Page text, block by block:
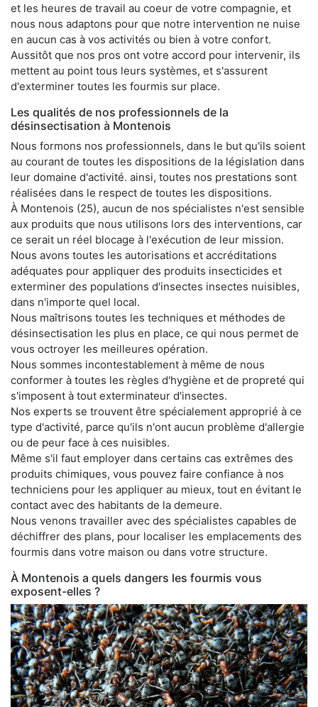
et les heures de travail au coeur de votre compagnie, et
nous nous adaptons pour que notre intervention ne nuise
en aucun cas à vos activités ou bien à votre confort.
Aussitôt que nos pros ont votre accord pour intervenir, ils
mettent au point tous leurs systèmes, et s'assurent
d'exterminer toutes les fourmis sur place.
Les qualités de nos professionnels de la
désinsectisation à Montenois
Nous formons nos professionnels, dans le but qu'ils soient
au courant de toutes les dispositions de la législation dans
leur domaine d'activité. ainsi, toutes nos prestations sont
réalisées dans le respect de toutes les dispositions.
À Montenois (25), aucun de nos spécialistes n'est sensible
aux produits que nous utilisons lors des interventions, car
ce serait un réel blocage à l'exécution de leur mission.
Nous avons toutes les autorisations et accréditations
adéquates pour appliquer des produits insecticides et
exterminer des populations d'insectes insectes nuisibles,
dans n'importe quel local.
Nous maîtrisons toutes les techniques et méthodes de
désinsectisation les plus en place, ce qui nous permet de
vous octroyer les meilleures opération.
Nous sommes incontestablement à même de nous
conformer à toutes les règles d'hygiène et de propreté qui
s'imposent à tout exterminateur d'insectes.
Nos experts se trouvent être spécialement approprié à ce
type d'activité, parce qu'ils n'ont aucun problème d'allergie
ou de peur face à ces nuisibles.
Même s'il faut employer dans certains cas extrêmes des
produits chimiques, vous pouvez faire confiance à nos
techniciens pour les appliquer au mieux, tout en évitant le
contact avec des habitants de la demeure.
Nous venons travailler avec des spécialistes capables de
déchiffrer des plans, pour localiser les emplacements des
fourmis dans votre maison ou dans votre structure.
À Montenois a quels dangers les fourmis vous
exposent-elles ?